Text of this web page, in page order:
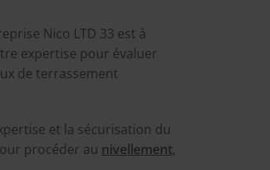
Nico LTD 33 est à
expertise pour évaluer
de terrassement
et la sécurisation du
procéder au nivellement,